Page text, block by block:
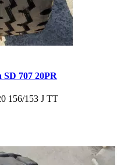
707 20PR
156/153 J TT